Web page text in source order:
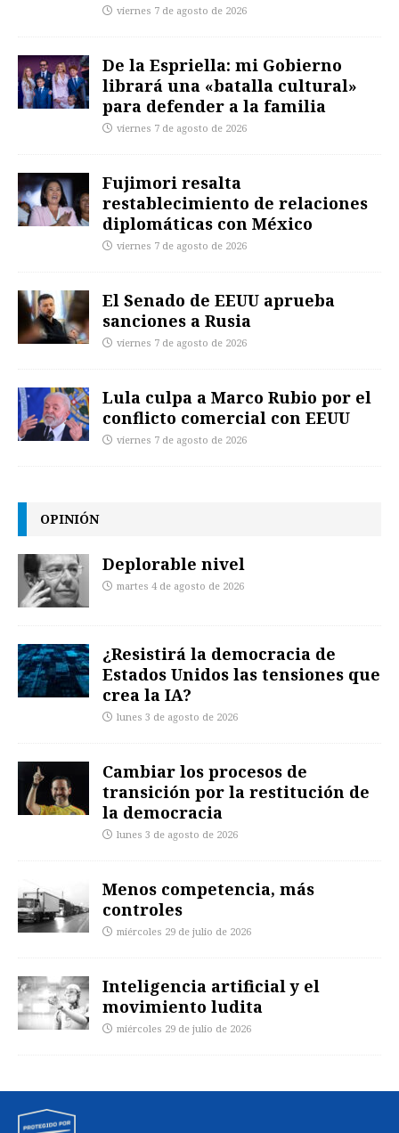
viernes 7 de agosto de 2026
De la Espriella: mi Gobierno
librará una «batalla cultural»
para defender a la familia
viernes 7 de agosto de 2026
Fujimori resalta
restablecimiento de relaciones
diplomáticas con México
viernes 7 de agosto de 2026
El Senado de EEUU aprueba
sanciones a Rusia
viernes 7 de agosto de 2026
Lula culpa a Marco Rubio por el
conflicto comercial con EEUU
viernes 7 de agosto de 2026
OPINIÓN
Deplorable nivel
martes 4 de agosto de 2026
¿Resistirá la democracia de
Estados Unidos las tensiones que
crea la IA?
lunes 3 de agosto de 2026
Cambiar los procesos de
transición por la restitución de
la democracia
lunes 3 de agosto de 2026
Menos competencia, más
controles
miércoles 29 de julio de 2026
Inteligencia artificial y el
movimiento ludita
miércoles 29 de julio de 2026